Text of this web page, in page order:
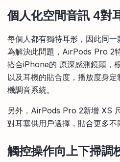
個人化空間音訊 4對
每個人都有獨特耳形，因此同一
為解決此問題，AirPods Pro 2
搭合iPhone的 原深感測鏡頭，
以及耳機的貼合度，播放度身
機調音系統。
另外，AirPods Pro 2新增 XS
對耳塞供用戶選擇，貼合更多不
觸控操作向上下掃調